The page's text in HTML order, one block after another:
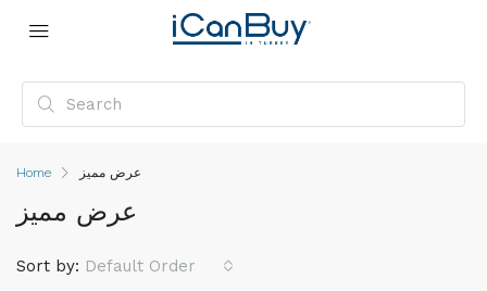
Home عرض مميز
عرض مميز
Sort by: Default Order